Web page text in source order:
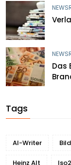
Das
Tags
AI-Writer
Heinz Alt